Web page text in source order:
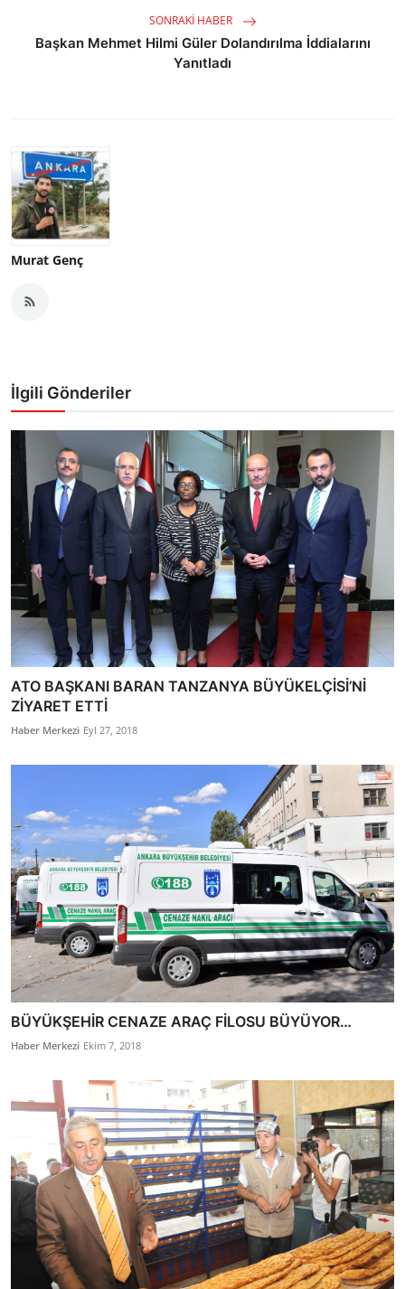
SONRAKI HABER
Başkan Mehmet Hilmi Güler Dolandırılma İddialarını
Yanıtladı
Murat Genç
İlgili Gönderiler
ATO BAŞKANI BARAN TANZANYA BÜYÜKELÇİSİ’Nİ
ZİYARET ETTİ
Haber Merkezi Eyl 27, 2018
BÜYÜKŞEHİR CENAZE ARAÇ FİLOSU BÜYÜYOR…
Haber Merkezi Ekim 7, 2018